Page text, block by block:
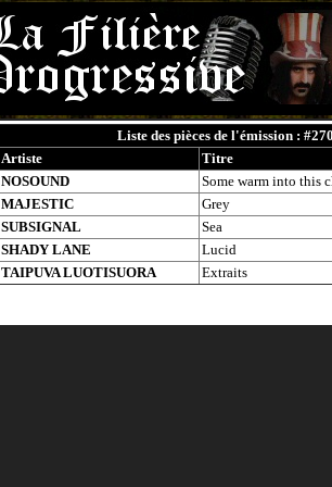
Liste des pièces de l'émission :
Artiste Titre
NOSOUND Some warm into this
MAJESTIC Grey
SUBSIGNAL Sea
SHADY LANE Lucid
TAIPUVA LUOTISUORA Extraits